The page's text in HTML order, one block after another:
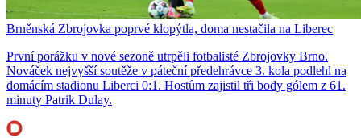
Brněnská Zbrojovka poprvé klopýtla, doma nestačila na Liberec
První porážku v nové sezoně utrpěli fotbalisté Zbrojovky Brno.
Nováček nejvyšší soutěže v páteční předehrávce 3. kola podlehl na
domácím stadionu Liberci 0:1. Hostům zajistil tři body gólem z 61.
minuty Patrik Dulay.